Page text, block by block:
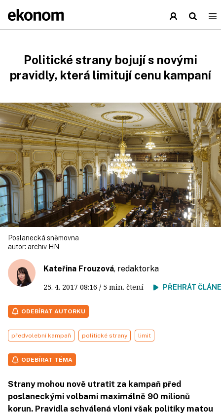
Politické strany bojují s novými
pravidly, která limitují cenu kampaní
Poslanecká sněmovna
autor: archiv HN
Kateřina Frouzová, redaktorka
25. 4. 2017 08:16 / 5 min. čtení PŘEHRÁT
ODEBÍRAT AUTORKU
předvolební kampaň politické strany limit
ODEBÍRAT TÉMA
Strany mohou nově utratit za kampaň před
poslaneckými volbami maximálně 90 milionů
korun. Pravidla schválená vloni však politiky matou